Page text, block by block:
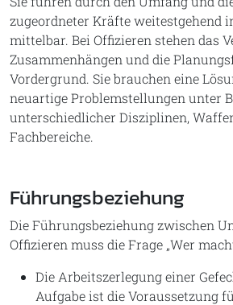
zugeordneter Kräfte weitestgehend
mittelbar. Bei Offizieren stehen das
Zusammenhängen und die
Vordergrund. Sie brauchen eine
neuartige Problemstellungen unter
unterschiedlicher Disziplinen,
Fachbereiche.
Führungsbeziehung
Die Führungsbeziehung zwischen
Offizieren muss die Frage „Wer
Die Arbeitszerlegung einer
Aufgabe ist die Voraussetzung